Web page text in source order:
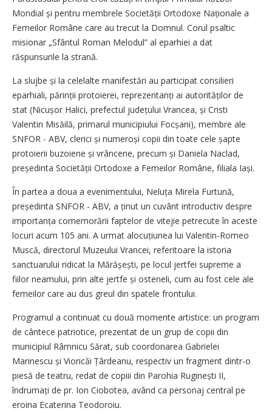
Mondial și pentru membrele Societății Ortodoxe Naționale a
Femeilor Române care au trecut la Domnul. Corul psaltic
misionar „Sfântul Roman Melodul” al eparhiei a dat
răspunsurile la strană.
La slujbe și la celelalte manifestări au participat consilieri
eparhiali, părinții protoierei, reprezen­tanți ai autorităților de
stat (Nicușor Halici, prefectul județului Vrancea, și Cristi
Valentin Misăilă, primarul municipiului Focșani), membre ale
SNFOR - ABV, clerici și numeroși copii din toate cele șapte
protoierii buzoiene și vrâncene, precum și Daniela Naclad,
președinta Societății Ortodoxe a Femeilor Române, filiala Iași.
În partea a doua a evenimentului, Neluța Mirela Furtună,
președinta SNFOR - ABV, a ținut un cuvânt introductiv despre
importanța comemorării faptelor de vitejie petrecute în aceste
locuri acum 105 ani. A urmat alocuțiunea lui Valentin-Romeo
Muscă, directorul Muzeului Vrancei, referitoare la istoria
sanctuarului ridicat la Mărășești, pe locul jertfei supreme a
fiilor neamului, prin alte jertfe și osteneli, cum au fost cele ale
femeilor care au dus greul din spatele frontului.
Programul a continuat cu două momente artistice: un program
de cântece patriotice, prezentat de un grup de copii din
municipiul Râmnicu Sărat, sub coordonarea Gabrielei
Marinescu și Vioricăi Țârdeanu, respectiv un fragment dintr-o
piesă de teatru, redat de copiii din Parohia Ruginești II,
îndrumați de pr. Ion Ciobotea, având ca personaj central pe
eroina Ecaterina Teodoroiu.